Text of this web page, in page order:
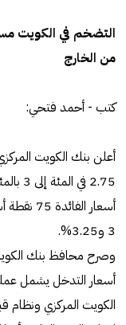
التضخم في الكويت
من الخارج
كتب - أحمد فتحي:
أعلن بنك الكويت
2.75
أسعار
3 و3.25%.
وصرح محافظ بنك
أسعار التدخل يشمل
الكويت المركزي ونظام